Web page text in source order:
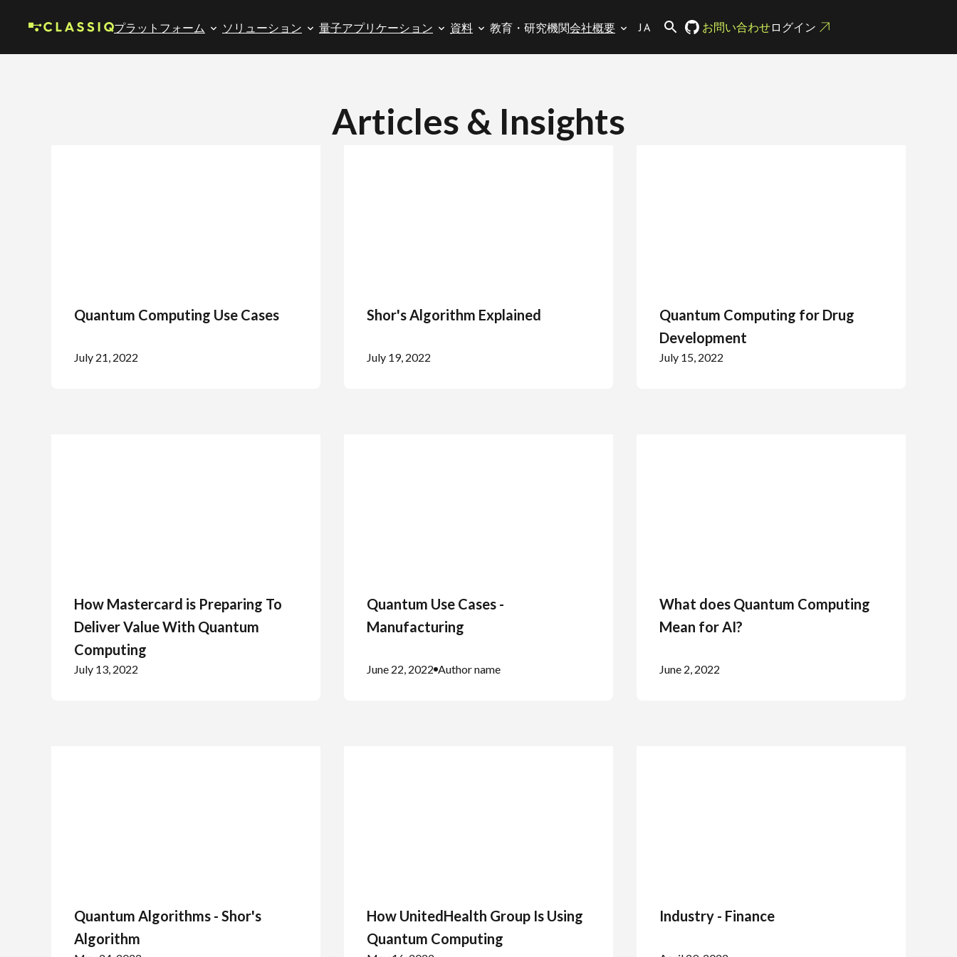
プラットフォーム ソリューション 量子アプリケーション 資料 教育・研究機関会社概要 JA お問い合わせログイン
Articles & Insights
Quantum Computing Use Cases
July 21, 2022
Shor's Algorithm Explained
July 19, 2022
Quantum Computing for Drug
Development
July 15, 2022
How Mastercard is Preparing To
Deliver Value With Quantum
Computing
July 13, 2022
Quantum Use Cases -
Manufacturing
June 22, 2022 Author name
What does Quantum Computing
Mean for AI?
June 2, 2022
Quantum Algorithms - Shor's
Algorithm
How UnitedHealth Group Is Using
Quantum Computing
Industry - Finance